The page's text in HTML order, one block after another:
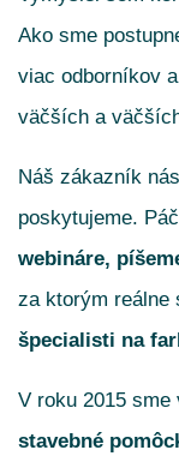
Ako sme
viac odborníkov
väčších a
Náš zákazník
poskytujeme.
webináre,
za ktorým reálne
špecialisti na
V roku 2015
stavebné